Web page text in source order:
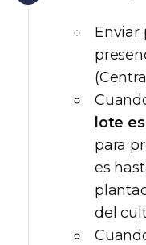
Enviar
lote
para
es
del